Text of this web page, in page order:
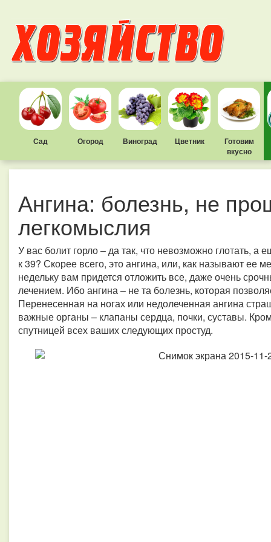
Сад Огород Виноград Цветник
Готовим
вкусно
Ангина: болезнь, не
легкомыслия
У вас болит горло – да так, что невозможно глотать, а
к 39? Скорее всего, это ангина, или, как называют ее
недельку вам придется отложить все, даже очень
лечением. Ибо ангина – не та болезнь, которая
Перенесенная на ногах или недолеченная ангина
важные органы – клапаны сердца, почки, суставы.
спутницей всех ваших следующих простуд.